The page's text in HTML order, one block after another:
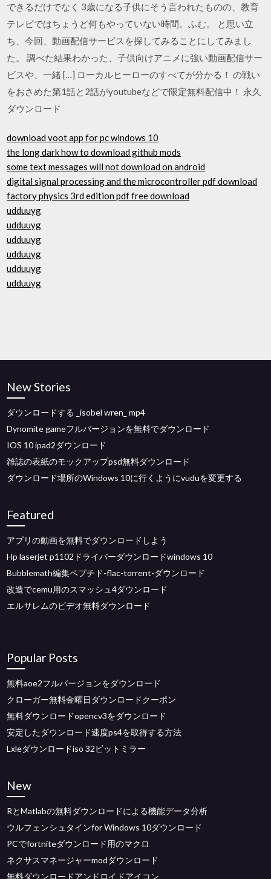
できるだけでなく 3歳になる子供にそう言われたものの、教育
テレビではちょうど何もやっていない時間。ふむ。 と思い立
ち、今回、動画配信サービスを探してみることにしてみまし
た。 調べた結果わかった、子供向けアニメに強い動画配信サー
ビスや、一緒 […] ローカルヒーローのすべてが分かる！ の戦い
をおさめた第1話と2話がyoutubeなどで限定無料配信中！ 永久
ダウンロード
download voot app for pc windows 10
the long dark how to download github mods
some text messages will not download on android
digital signal processing and the microcontroller pdf download
factory physics 3rd edition pdf free download
udduuyg
udduuyg
udduuyg
udduuyg
udduuyg
udduuyg
New Stories
ダウンロードする _isobel wren_ mp4
Dynomite gameフルバージョンを無料でダウンロード
IOS 10 ipad2ダウンロード
雑誌の表紙のモックアップpsd無料ダウンロード
ダウンロード場所のWindows 10に行くようにvuduを変更する
Featured
アプリの動画を無料でダウンロードしよう
Hp laserjet p1102ドライバーダウンロードwindows 10
Bubblemath編集ペプチド-flac-torrent-ダウンロード
改造でcemu用のスマッシュ4ダウンロード
エルサレムのビデオ無料ダウンロード
Popular Posts
無料aoe2フルバージョンをダウンロード
クローガー無料金曜日ダウンロードクーポン
無料ダウンロードopencv3をダウンロード
安定したダウンロード速度ps4を取得する方法
Lxleダウンロードiso 32ビットミラー
New
RとMatlabの無料ダウンロードによる機能データ分析
ウルフェンシュタインfor Windows 10ダウンロード
PCでfortniteダウンロード用のマクロ
ネクサスマネージャーmodダウンロード
無料ダウンロードアンドロイドアイコン